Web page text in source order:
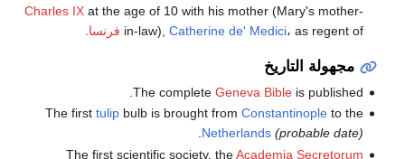
Charles IXat the age of 10 with his mother (Mary's mother-
in-law), Catherine de' Medici، as regent of فرنسا.
مجهولة التاريخ
The complete Geneva Bibleis published.
The first tulipbulb is brought from Constantinopleto the
Netherlands (probable date)
.
The first scientific society, theAcademia Secretorum